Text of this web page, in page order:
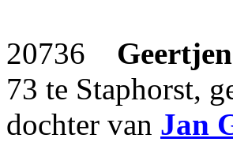
20736
73 te Staphorst,
dochter van Jan